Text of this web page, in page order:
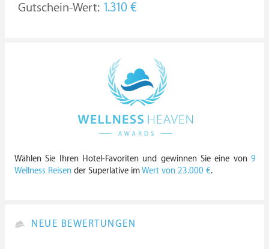
Gutschein-Wert: 1.310 €
Wählen Sie Ihren Hotel-Favoriten und gewinnen Sie eine von 9
Wellness Reisen der Superlative imWert von 23.000 €.
NEUE BEWERTUNGEN